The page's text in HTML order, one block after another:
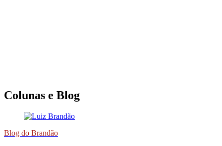
Colunas e Blog
Blog do Brandão